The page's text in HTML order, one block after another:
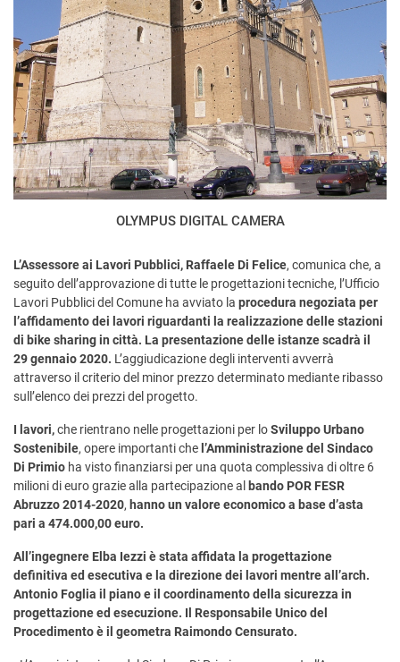
OLYMPUS DIGITAL CAMERA
L’Assessore ai Lavori Pubblici, Raffaele Di Felice, comunica che, a
seguito dell’approvazione di tutte le progettazioni tecniche, l’Ufficio
Lavori Pubblici del Comune ha avviato la procedura negoziata per
l’affidamento dei lavori riguardanti la realizzazione delle stazioni
di bike sharing in città. La presentazione delle istanze scadrà il
29 gennaio 2020. L’aggiudicazione degli interventi avverrà
attraverso il criterio del minor prezzo determinato mediante ribasso
sull’elenco dei prezzi del progetto.
I lavori,che rientrano nelle progettazioni per loSviluppo Urbano
Sostenibile, opere importanti che l’Amministrazione del Sindaco
Di Primio ha visto finanziarsi per una quota complessiva di oltre 6
milioni di euro grazie alla partecipazione al bando POR FESR
Abruzzo 2014-2020, hanno un valore economico a base d’asta
pari a 474.000,00 euro.
All’ingegnere Elba Iezzi è stata affidata la progettazione
definitiva ed esecutiva e la direzione dei lavori mentre all’arch.
Antonio Foglia il piano e il coordinamento della sicurezza in
progettazione ed esecuzione. Il Responsabile Unico del
Procedimento è il geometra Raimondo Censurato.